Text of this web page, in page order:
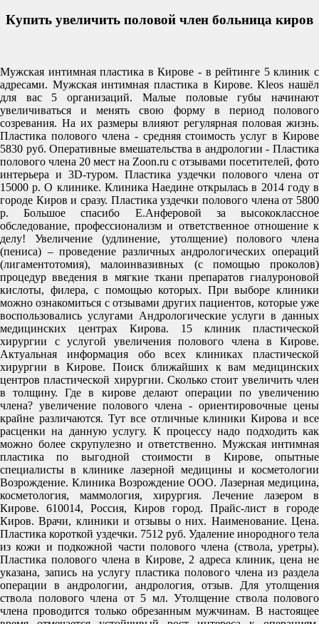
Купить увеличить половой член больница киров
Мужская интимная пластика в Кирове - в рейтинге 5 клиник с
адресами. Мужская интимная пластика в Кирове. Kleos нашёл
для вас 5 организаций. Малые половые губы начинают
увеличиваться и менять свою форму в период полового
созревания. На их размеры влияют регулярная половая жизнь.
Пластика полового члена - средняя стоимость услуг в Кирове
5830 руб. Оперативные вмешательства в андрологии - Пластика
полового члена 20 мест на Zoon.ru с отзывами посетителей, фото
интерьера и 3D-туром. Пластика уздечки полового члена от
15000 р. О клинике. Клиника Наедине открылась в 2014 году в
городе Киров и сразу. Пластика уздечки полового члена от 5800
р. Большое спасибо Е.Анферовой за высококлассное
обследование, профессионализм и ответственное отношение к
делу! Увеличение (удлинение, утолщение) полового члена
(пениса) – проведение различных андрологических операций
(лигаментотомия), малоинвазивных (с помощью проколов)
процедур введения в мягкие ткани препаратов гиалуроновой
кислоты, филера, с помощью которых. При выборе клиники
можно ознакомиться с отзывами других пациентов, которые уже
воспользовались услугами Андрологические услуги в данных
медицинских центрах Кирова. 15 клиник пластической
хирургии с услугой увеличения полового члена в Кирове.
Актуальная информация обо всех клиниках пластической
хирургии в Кирове. Поиск ближайших к вам медицинских
центров пластической хирургии. Сколько стоит увеличить член
в толщину. Где в кирове делают операции по увеличению
члена? увеличение полового члена - ориентировочные цены
крайне различаются. Тут все отличные клиники Кирова и все
расценки на данную услугу. К процессу надо подходить как
можно более скрупулезно и ответственно. Мужская интимная
пластика по выгодной стоимости в Кирове, опытные
специалисты в клинике лазерной медицины и косметологии
Возрождение. Клиника Возрождение ООО. Лазерная медицина,
косметология, маммология, хирургия. Лечение лазером в
Кирове. 610014, Россия, Киров город. Прайс-лист в городе
Киров. Врачи, клиники и отзывы о них. Наименование. Цена.
Пластика короткой уздечки. 7512 руб. Удаление инородного тела
из кожи и подкожной части полового члена (ствола, уретры).
Пластика полового члена в Кирове, 2 адреса клиник, цена не
указана, запись на услугу пластика полового члена из раздела
операции в андрологии, андрология, отзыв. Для утолщения
ствола полового члена от 5 мл. Утолщение ствола полового
члена проводится только обрезанным мужчинам. В настоящее